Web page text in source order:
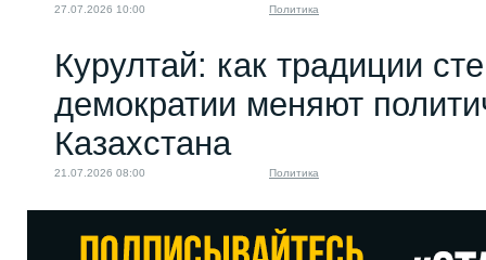
27.07.2026 10:00 Политика
Курултай: как традиции
демократии меняют
Казахстана
21.07.2026 08:00 Политика